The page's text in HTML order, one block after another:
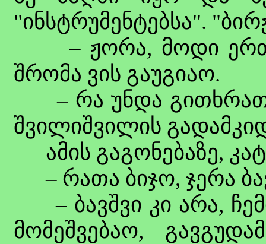
"ინსტრუმენტებსა".
– ჟორა, მოდი ერთი
შრომა ვის გაუგიაო.
– რა უნდა გითხრათ,
შვილიშვილის
ამის გაგონებაზე,
– რათა ბიჯო, ჯერა
– ბავშვი კი არა,
მომეშვებაო,